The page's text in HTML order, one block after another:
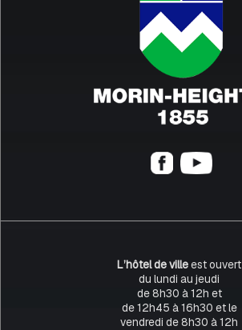
L’hôtel de villeest ouvert
du lundi au jeudi
de 8h30 à 12h et
de 12h45 à 16h30 et le
vendredi de 8h30 à 12h